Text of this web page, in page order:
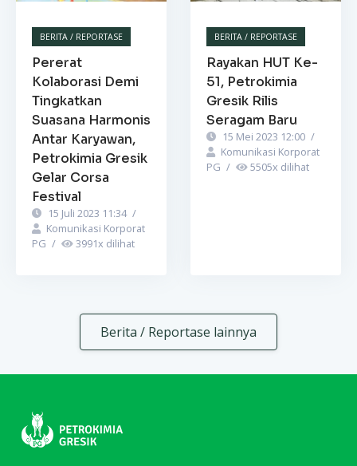
BERITA / REPORTASE
Pererat
Kolaborasi Demi
Tingkatkan
Suasana Harmonis
Antar Karyawan,
Petrokimia Gresik
Gelar Corsa
Festival
15 Juli 2023 11:34 /
Komunikasi Korporat
PG / 3991x dilihat
BERITA / REPORTASE
Rayakan HUT Ke-
51, Petrokimia
Gresik Rilis
Seragam Baru
15 Mei 2023 12:00 /
Komunikasi Korporat
PG / 5505x dilihat
Berita / Reportase lainnya